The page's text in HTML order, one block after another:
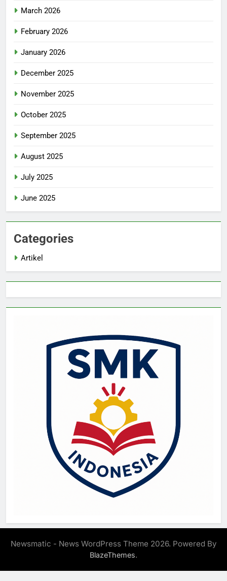
March 2026
February 2026
January 2026
December 2025
November 2025
October 2025
September 2025
August 2025
July 2025
June 2025
Categories
Artikel
Newsmatic - News WordPress Theme 2026. Powered By
BlazeThemes.